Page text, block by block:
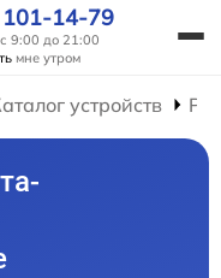
14-79
9:00 до 21:00
мне утром
устройств